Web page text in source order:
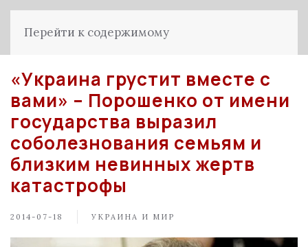
Перейти к содержимому
«Украина грустит вместе с
вами» – Порошенко от имени
государства выразил
соболезнования семьям и
близким невинных жертв
катастрофы
2014-07-18 УКРАИНА И МИР